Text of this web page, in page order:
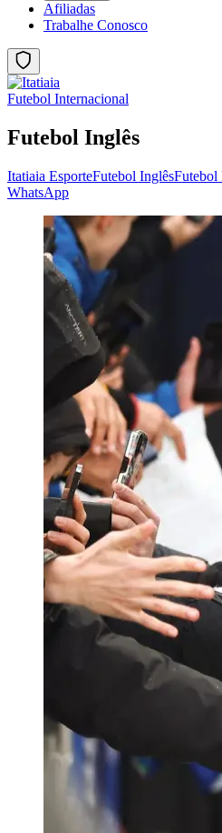
Afiliadas
Trabalhe Conosco
Futebol Internacional
Futebol Inglês
Itatiaia EsporteFutebol InglêsFutebol
WhatsApp